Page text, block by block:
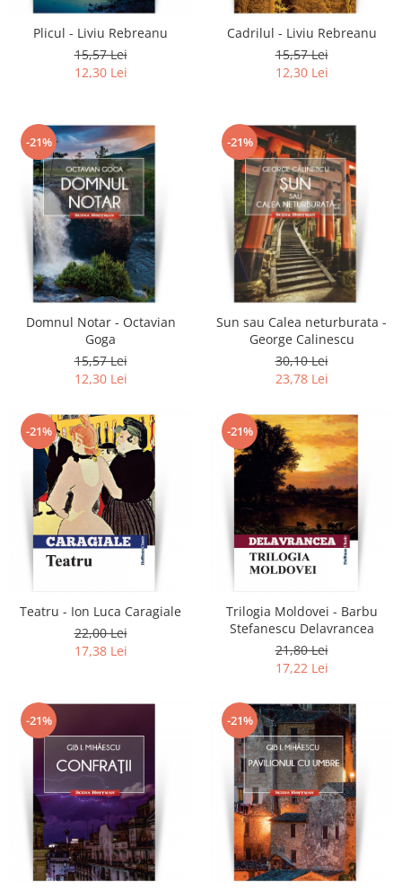
Plicul - Liviu Rebreanu
15,57 Lei
12,30 Lei
Cadrilul - Liviu Rebreanu
15,57 Lei
12,30 Lei
-21%
Domnul Notar - Octavian
Goga
15,57 Lei
12,30 Lei
-21%
Sun sau Calea neturburata -
George Calinescu
30,10 Lei
23,78 Lei
-21%
Teatru - Ion Luca Caragiale
22,00 Lei
17,38 Lei
-21%
Trilogia Moldovei - Barbu
Stefanescu Delavrancea
21,80 Lei
17,22 Lei
-21% -21%